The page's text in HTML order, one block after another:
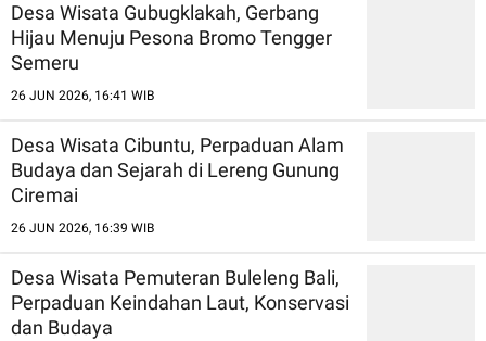
Desa Wisata Gubugklakah, Gerbang
Hijau Menuju Pesona Bromo Tengger
Semeru
26 JUN 2026, 16:41 WIB
Desa Wisata Cibuntu, Perpaduan Alam
Budaya dan Sejarah di Lereng Gunung
Ciremai
26 JUN 2026, 16:39 WIB
Desa Wisata Pemuteran Buleleng Bali,
Perpaduan Keindahan Laut, Konservasi
dan Budaya